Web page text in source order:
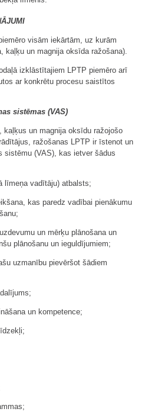
visām iekārtām, uz kurām
kaļķu un magnija oksīda ražošana).
izklāstītajiem LPTP piemēro arī
ar konkrētu procesu saistītos
sistēmas (VAS)
kaļķus un magnija oksīdu ražojošo
ražošanas LPTP ir īstenot un
sistēmu (VAS), kas ietver šādus
līmeņa vadītāju) atbalsts;
kas paredz vadībai pienākumu
un mērķu plānošana un
plānošanu un ieguldījumiem;
uzmanību pievēršot šādiem
un kompetence;